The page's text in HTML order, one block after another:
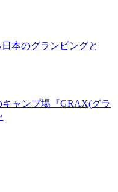
本のグランピングと
ャンプ場『GRAX(グラ